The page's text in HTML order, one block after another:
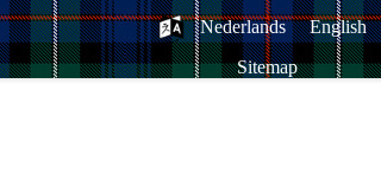
Nederlands
English
Sitemap